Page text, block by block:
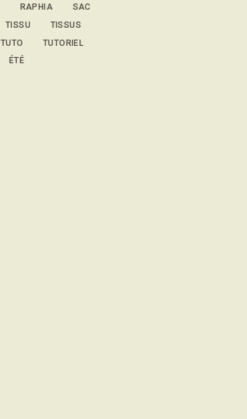
RAPHIA
SAC
TISSU
TISSUS
TUTO
TUTORIEL
ÉTÉ